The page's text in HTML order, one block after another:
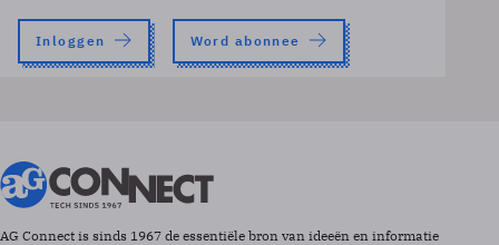
Inloggen Word abonnee
AG Connect is sinds 1967 de essentiële bron van ideeën en informatie